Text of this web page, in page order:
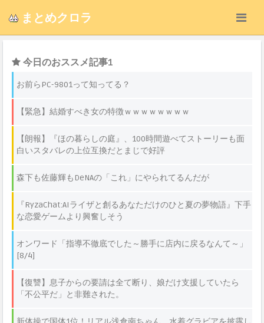
まとめクロラ